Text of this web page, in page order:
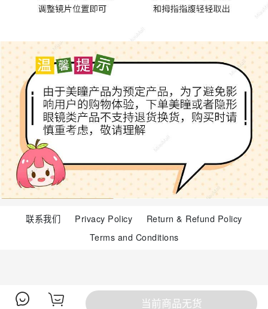
联系我们 Privacy Policy
Return & Refund Policy
Terms and Conditions
当前商品无货